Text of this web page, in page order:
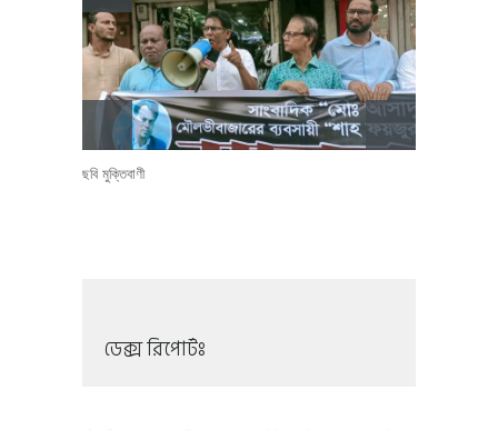
ছবি মুক্তিবাণী
ডেক্স রিপোর্টঃ